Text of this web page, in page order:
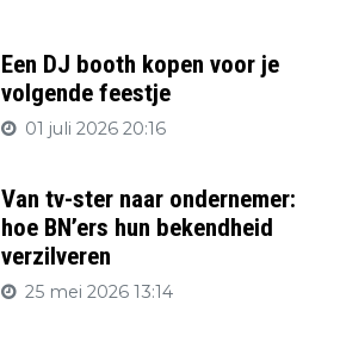
Een DJ booth kopen voor je
volgende feestje
01 juli 2026 20:16
Van tv-ster naar ondernemer:
hoe BN’ers hun bekendheid
verzilveren
25 mei 2026 13:14